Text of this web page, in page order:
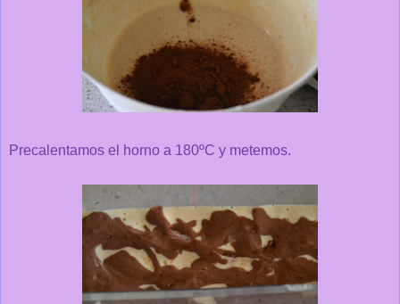
Precalentamos el horno a 180ºC y metemos.